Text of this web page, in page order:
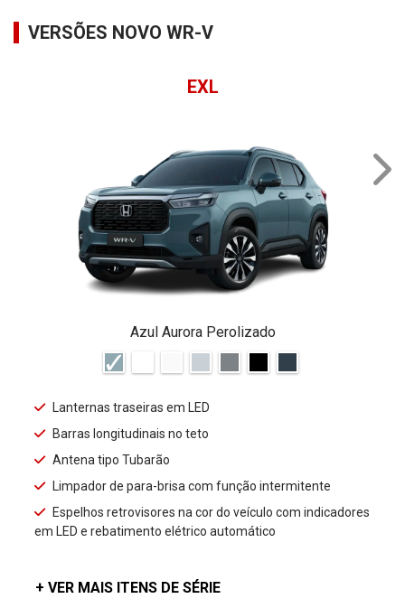
VERSÕES NOVO WR-V
EXL
Azul Aurora Perolizado
Lanternas traseiras em LED
Barras longitudinais no teto
Antena tipo Tubarão
Limpador de para-brisa com função intermitente
Espelhos retrovisores na cor do veículo com indicadores
em LED e rebatimento elétrico automático
+ VER MAIS ITENS DE SÉRIE